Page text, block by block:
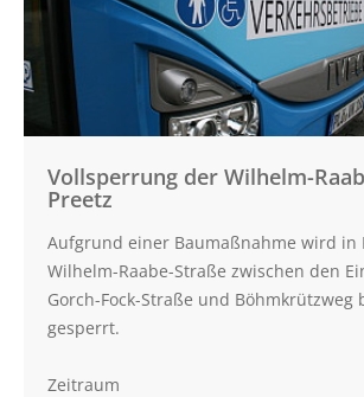
Mönkeberg
Vollsperrung der Wilhelm-
Preetz
Aufgrund einer Baumaßnahme wird in
Wilhelm-Raabe-Straße zwischen den
Gorch-Fock-Straße und Böhmkrützweg
gesperrt.
Zeitraum